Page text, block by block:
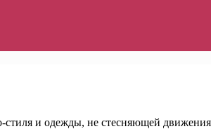
и одежды, не стесняющей движения